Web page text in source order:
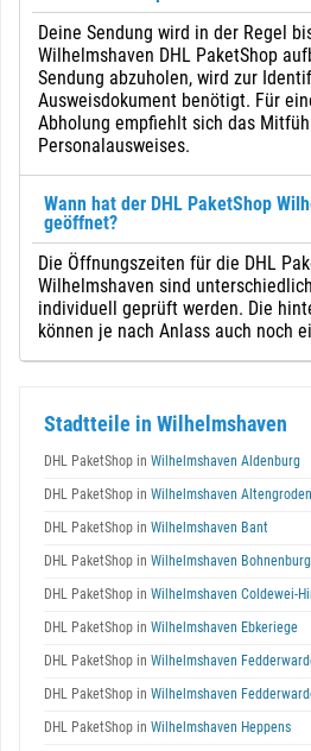
Deine Sendung wird in der Regel
Wilhelmshaven DHL PaketShop
Sendung abzuholen, wird zur
Ausweisdokument benötigt. Für
Abholung empfiehlt sich das
Personalausweises.
Wann hat der DHL PaketShop
geöffnet?
Die Öffnungszeiten für die DHL
Wilhelmshaven sind
individuell geprüft werden. Die
können je nach Anlass auch noch
Stadtteile in Wilhelmshaven
DHL PaketShop in Wilhelmshaven Aldenburg
DHL PaketShop in Wilhelmshaven Altengroden
DHL PaketShop in Wilhelmshaven Bant
DHL PaketShop in Wilhelmshaven Bohnenburg
DHL PaketShop in Wilhelmshaven Coldewei-
DHL PaketShop in Wilhelmshaven Ebkeriege
DHL PaketShop in Wilhelmshaven
DHL PaketShop in Wilhelmshaven
DHL PaketShop in Wilhelmshaven Heppens